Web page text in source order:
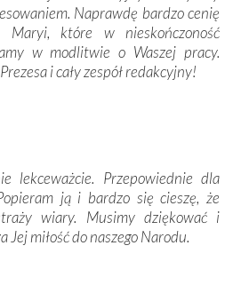
stronach, odwiedziliśmy
Bożej zapaliliśmy świece
powierzonymi nam przez
serdeczną otwartością
ich ludową sztukę i
kraje są od siebie bardzo
nie czuliśmy się obco.
sama Matka Boża, ale też
swój początek w naszej
wyjazdów do historycznych
Naprawdę bardzo cenię
które w nieskończoność
w modlitwie o Waszej pracy.
i cały zespół redakcyjny!
lekceważcie. Przepowiednie dla
ją i bardzo się cieszę, że
wiary. Musimy dziękować i
Jej miłość do naszego Narodu.